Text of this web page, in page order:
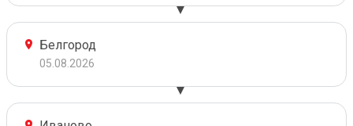
Белгород
05.08.2026